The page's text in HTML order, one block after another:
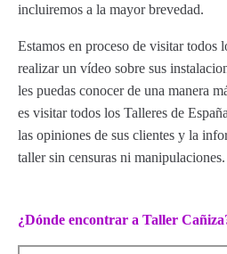
incluiremos a la mayor brevedad.
Estamos en proceso de visitar todos
realizar un vídeo sobre sus
les puedas conocer de una manera
es visitar todos los Talleres de
las opiniones de sus clientes y la
taller sin censuras ni manipulaciones.
¿Dónde encontrar a Taller